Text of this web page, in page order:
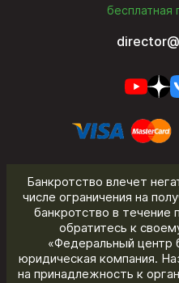
бесплатная
Банкротство влечет
числе ограничения на
банкротство в течение
обратитесь к
«Федеральный центр
юридическая компания.
на принадлежность к